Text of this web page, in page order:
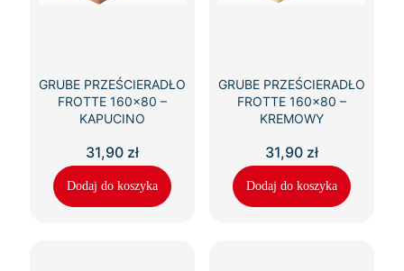
GRUBE PRZEŚCIERADŁO
FROTTE 160×80 –
KAPUCINO
31,90 zł
Dodaj do koszyka
GRUBE PRZEŚCIERADŁO
FROTTE 160×80 –
KREMOWY
31,90 zł
Dodaj do koszyka